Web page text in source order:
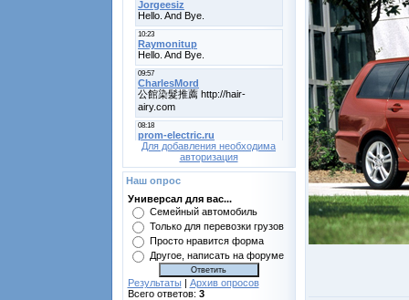
Для добавления необходима
авторизация
Наш опрос
Универсал для вас...
Семейный автомобиль
Только для перевозки грузов
Просто нравится форма
Другое, написать на форуме
Результаты| Архив опросов
Всего ответов: 3